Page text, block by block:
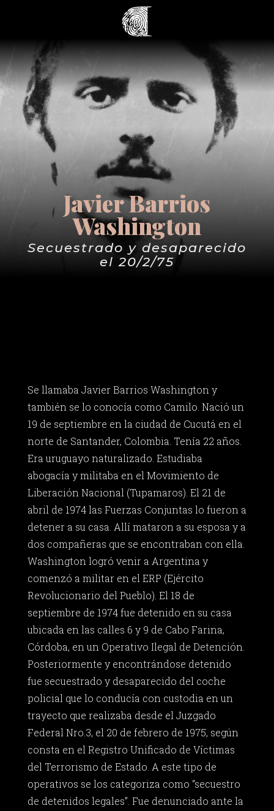
Javier Barrios
Washington
Secuestrado y desaparecido
el 20/2/75
Se llamaba Javier Barrios Washington y
también se lo conocía como Camilo. Nació un
19 de septiembre en la ciudad de Cucutá en el
norte de Santander, Colombia. Tenía 22 años.
Era uruguayo naturalizado. Estudiaba
abogacía y militaba en el Movimiento de
Liberación Nacional (Tupamaros). El 21 de
abril de 1974 las Fuerzas Conjuntas lo fueron a
detener a su casa. Allí mataron a su esposa y a
dos compañeras que se encontraban con ella.
Washington logró venir a Argentina y
comenzó a militar en el ERP (Ejército
Revolucionario del Pueblo). El 18 de
septiembre de 1974 fue detenido en su casa
ubicada en las calles 6 y 9 de Cabo Farina,
Córdoba, en un Operativo Ilegal de Detención.
Posteriormente y encontrándose detenido
fue secuestrado y desaparecido del coche
policial que lo conducía con custodia en un
trayecto que realizaba desde el Juzgado
Federal Nro.3, el 20 de febrero de 1975, según
consta en el Registro Unificado de Víctimas
del Terrorismo de Estado. A este tipo de
operativos se los categoriza como “secuestro
de detenidos legales”. Fue denunciado ante la